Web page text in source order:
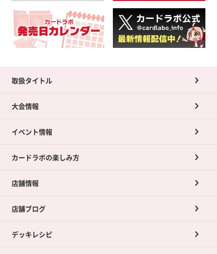
取扱タイトル
大会情報
イベント情報
カードラボの楽しみ方
店舗情報
店舗ブログ
デッキレシピ